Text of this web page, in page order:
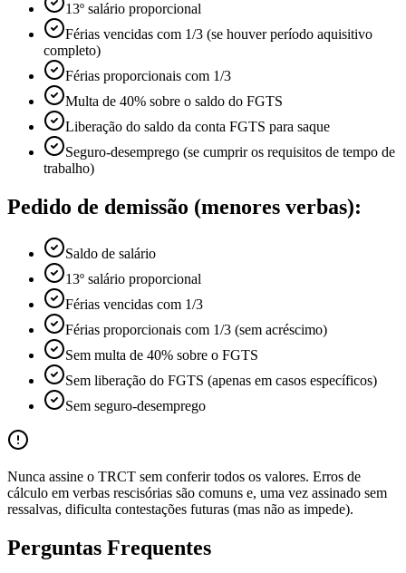
13º salário proporcional
Férias vencidas com 1/3 (se houver período aquisitivo
completo)
Férias proporcionais com 1/3
Multa de 40% sobre o saldo do FGTS
Liberação do saldo da conta FGTS para saque
Seguro-desemprego (se cumprir os requisitos de tempo de
trabalho)
Pedido de demissão (menores verbas):
Saldo de salário
13º salário proporcional
Férias vencidas com 1/3
Férias proporcionais com 1/3 (sem acréscimo)
Sem multa de 40% sobre o FGTS
Sem liberação do FGTS (apenas em casos específicos)
Sem seguro-desemprego
Nunca assine o TRCT sem conferir todos os valores. Erros de
cálculo em verbas rescisórias são comuns e, uma vez assinado sem
ressalvas, dificulta contestações futuras (mas não as impede).
Perguntas Frequentes